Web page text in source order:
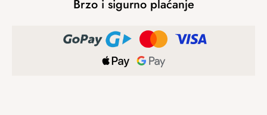
Brzo i sigurno plaćanje